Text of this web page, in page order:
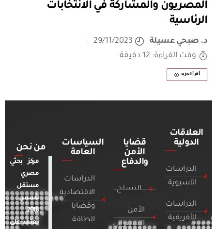
المصريون والمشاركة في الانتخابات
الرئاسية
د. صبحي عسيلة
29/11/2023
وقت القراءة: 12 دقيقة
أقرأ المزيد
العلاقات
الدولية
الدراسات
الآسيوية
الدراسات
الأفريقية
قضايا
الأمن
والدفاع
التسلح
الأمن
السيبراني
السياسات
العامة
الدراسات
الاقتصادية
وقضايا
الطاقة
من نحن
مركز بحثي
مصري
مستقل
تأسس
2018.
يعتمد على